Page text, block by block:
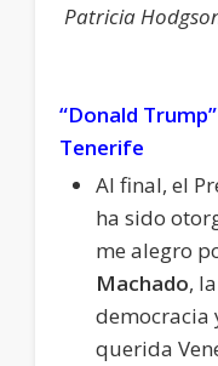
Patricia
“Donald
Tenerife
Al final, el
ha sido
me alegro
Machado,
democracia
querida